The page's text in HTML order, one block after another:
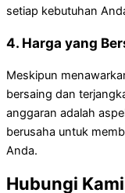
setiap kebutuhan
4. Harga yang
Meskipun
bersaing dan
anggaran adalah
berusaha untuk
Anda.
Hubungi